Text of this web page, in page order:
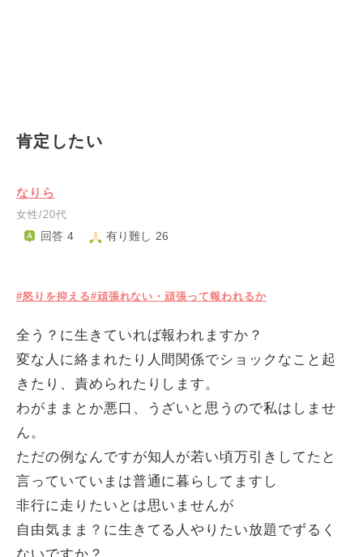
肯定したい
なりら
女性/20代
回答 4 有り難し 26
#怒りを抑える#頑張れない・頑張って報われるか
全う？に生きていれば報われますか？
変な人に絡まれたり人間関係でショックなこと起
きたり、責められたりします。
わがままとか悪口、うざいと思うので私はしませ
ん。
ただの例なんですが知人が若い頃万引きしてたと
言っていていまは普通に暮らしてますし
非行に走りたいとは思いませんが
自由気まま？に生きてる人やりたい放題でずるく